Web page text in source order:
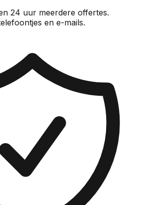
24 uur meerdere offertes.
en e-mails.